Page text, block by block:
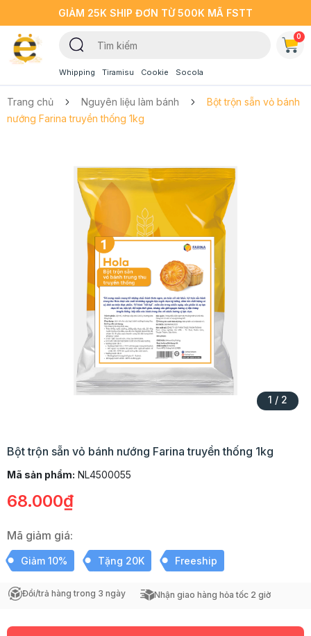
GIẢM 25K SHIP ĐƠN TỪ 500K MÃ FSTT
Whipping Tiramisu Cookie Socola
0
Trang chủ Nguyên liệu làm bánh
Bột trộn sẵn vỏ bánh
nướng Farina truyền thống 1kg
1 / 2
Bột trộn sẵn vỏ bánh nướng Farina truyền thống 1kg
Mã sản phẩm: NL4500055
68.000₫
Mã giảm giá:
Giảm 10% Tặng 20K Freeship
Đổi/trả hàng trong 3 ngày Nhận giao hàng hỏa tốc 2 giờ